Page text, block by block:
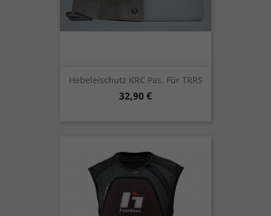
Hebeleischutz KRC Pas. Für TRRS
Preis
32,90 €